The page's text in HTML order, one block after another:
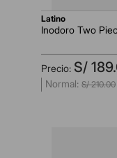
latino
Inodoro Two
S/ 189.
S/ 210.00